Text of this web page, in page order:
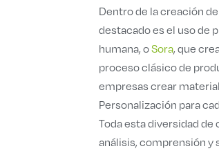
Dentro de la creación
destacado es el uso de
humana, oSora, que
proceso clásico de
empresas crear
Personalización para
Toda esta diversidad
análisis, comprensión y